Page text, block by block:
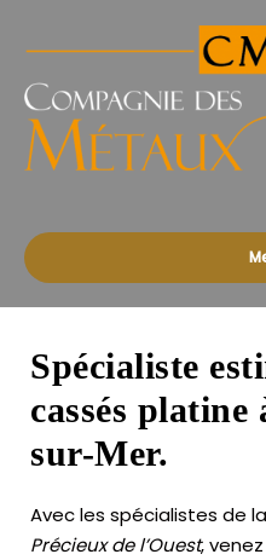
des
Précieux
l'Ouest
Spécialiste
cassés
sur-Mer.
Avec les spécialistes de la
Précieux de l’Ouest,